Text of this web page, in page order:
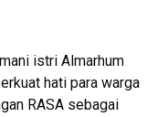
istri Almarhum
hati para warga
RASA sebagai